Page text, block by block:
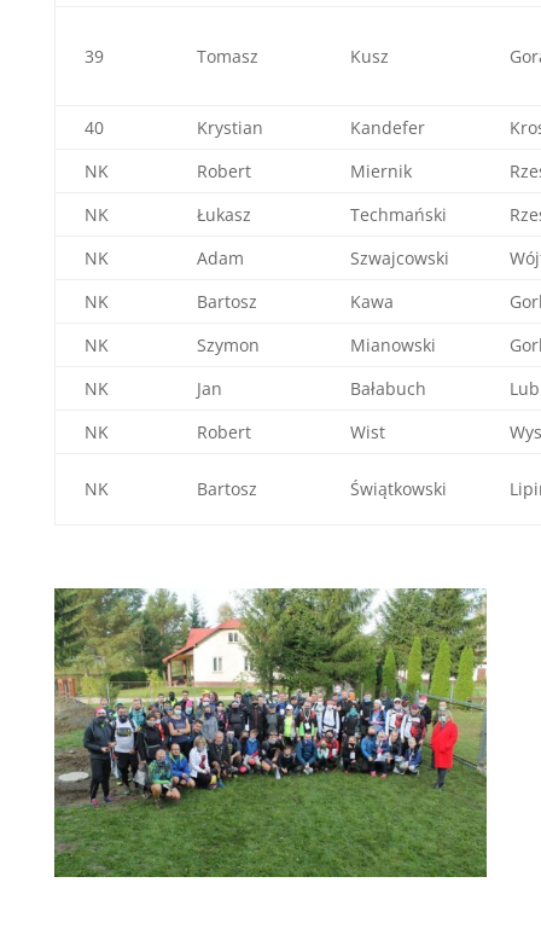
39 Tomasz Kusz
40 Krystian Kandefer
NK
Robert Miernik
NK
Łukasz Techmański
NK
Adam Szwajcowski
NK
Bartosz Kawa
NK
Szymon Mianowski
NK
Jan Bałabuch
NK
Robert Wist
NK Bartosz Świątkowski